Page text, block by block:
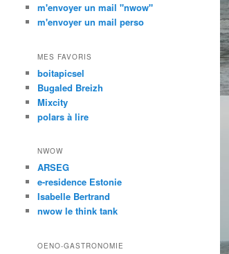
m'envoyer un mail "nwow"
m'envoyer un mail perso
MES FAVORIS
boitapicsel
Bugaled Breizh
Mixcity
polars à lire
NWOW
ARSEG
e-residence Estonie
Isabelle Bertrand
nwow le think tank
OENO-GASTRONOMIE